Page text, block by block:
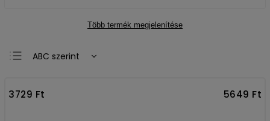
Több termék megjelenítése
ABC szerint
Legdrágább
3729 Ft 5649 Ft